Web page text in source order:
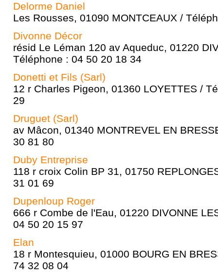
Delorme Daniel
Les Rousses, 01090 MONTCEAUX /
Divonne Décor
résid Le Léman 120 av Aqueduc, 01220
Téléphone : 04 50 20 18 34
Donetti et Fils (Sarl)
12 r Charles Pigeon, 01360 LOYETTES /
29
Druguet (Sarl)
av Mâcon, 01340 MONTREVEL EN
30 81 80
Duby Entreprise
118 r croix Colin BP 31, 01750
31 01 69
Dupenloup Roger
666 r Combe de l'Eau, 01220 DIVONNE
04 50 20 15 97
Elan
18 r Montesquieu, 01000 BOURG EN
74 32 08 04